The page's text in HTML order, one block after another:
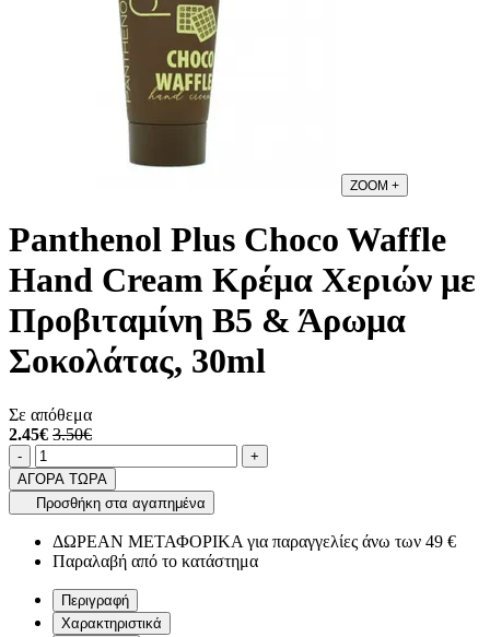
ZOOM +
Panthenol Plus Choco Waffle
Hand Cream Κρέμα Χεριών με
Προβιταμίνη Β5 & Άρωμα
Σοκολάτας, 30ml
Σε απόθεμα
2.45€ 3.50€
Ποσότητα
-product.increase.quantity +
ΑΓΟΡΑ ΤΩΡΑ
Προσθήκη στα αγαπημένα
ΔΩΡΕΑΝ ΜΕΤΑΦΟΡΙΚΑ για παραγγελίες άνω των 49 €
Παραλαβή από το κατάστημα
Περιγραφή
Χαρακτηριστικά